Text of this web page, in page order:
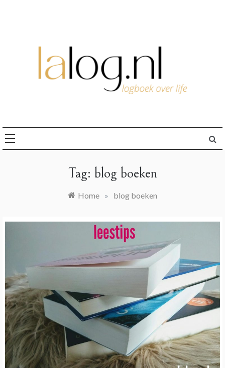
Tag: blog boeken
Home » blog boeken